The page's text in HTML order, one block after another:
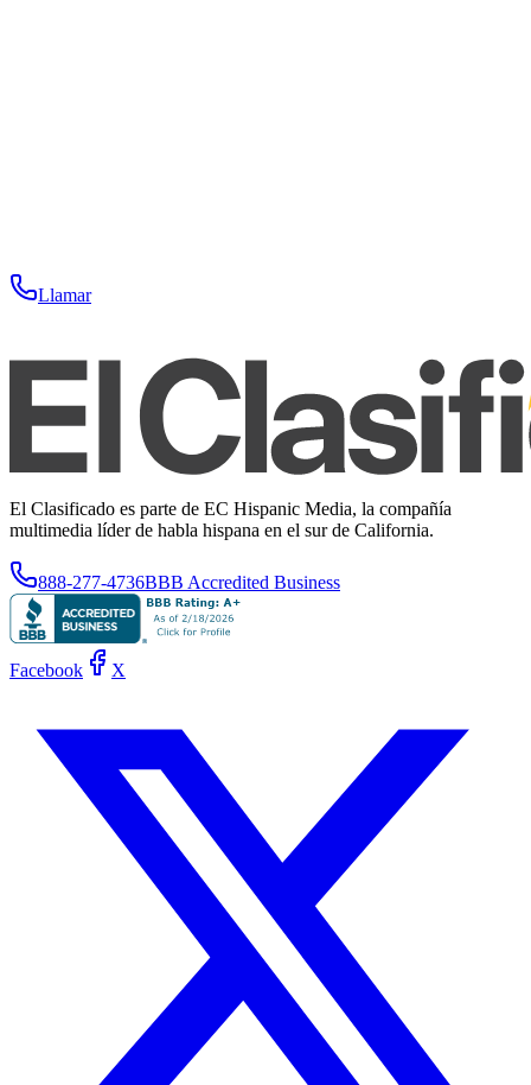
Llamar
El Clasificado es parte de EC Hispanic Media, la compañía
multimedia líder de habla hispana en el sur de California.
888-277-4736BBB Accredited Business
Facebook X